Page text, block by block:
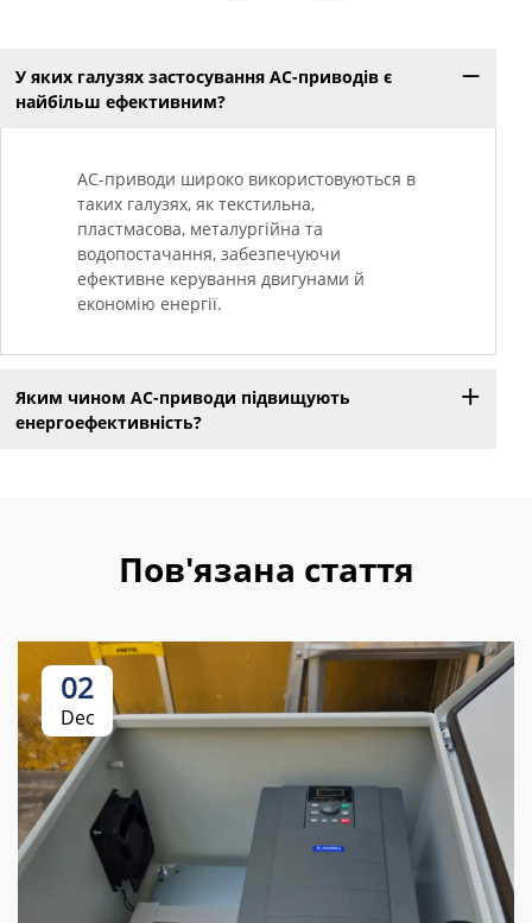
У яких галузях застосування AC-приводів є
найбільш ефективним?
AC-приводи широко використовуються в
таких галузях, як текстильна,
пластмасова, металургійна та
водопостачання, забезпечуючи
ефективне керування двигунами й
економію енергії.
Яким чином AC-приводи підвищують
енергоефективність?
Пов'язана стаття
02
Dec